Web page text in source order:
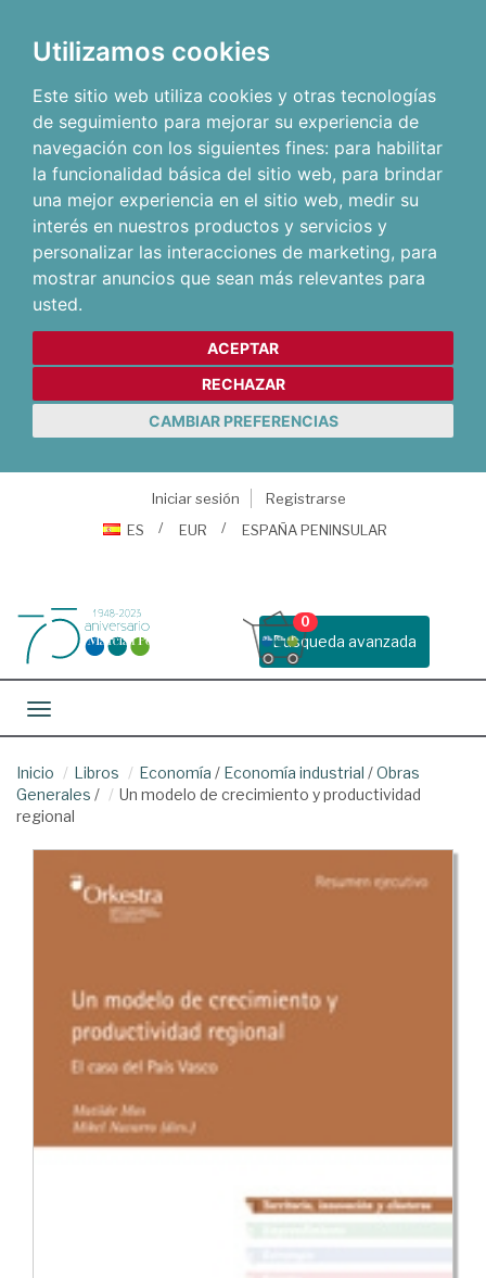
Utilizamos cookies
Este sitio web utiliza cookies y otras tecnologías
de seguimiento para mejorar su experiencia de
navegación con los siguientes fines: para habilitar
la funcionalidad básica del sitio web, para brindar
una mejor experiencia en el sitio web, medir su
interés en nuestros productos y servicios y
personalizar las interacciones de marketing, para
mostrar anuncios que sean más relevantes para
usted.
ACEPTAR
RECHAZAR
CAMBIAR PREFERENCIAS
Iniciar sesión
Registrarse
ES
EUR ESPAÑA PENINSULAR
Busqueda avanzada
0
Toggle navigation
Inicio Libros Economía / Economía industrial /Obras
Generales /
Un modelo de crecimiento y productividad
regional